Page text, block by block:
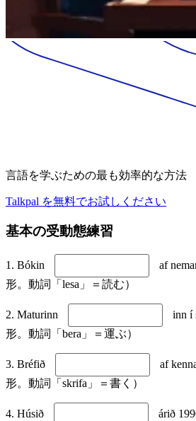
言語を学ぶための最も効率的な方法
Talkpal を無料でお試しください
基本の受動態練習
1. Bókin
af
形。動詞「lesa」＝読む）
2. Maturinn
inn í
形。動詞「bera」＝運ぶ）
3. Bréfið
af
形。動詞「skrifa」＝書く）
4. Húsið
árið